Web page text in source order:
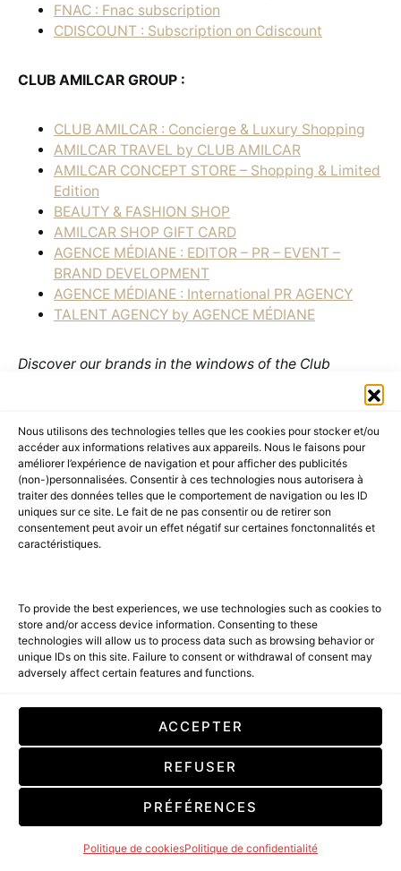
Nous utilisons des technologies telles que les cookies pour stocker et/ou
accéder aux informations relatives aux appareils. Nous le faisons pour
améliorer l’expérience de navigation et pour afficher des publicités
(non-)personnalisées. Consentir à ces technologies nous autorisera à
traiter des données telles que le comportement de navigation ou les ID
uniques sur ce site. Le fait de ne pas consentir ou de retirer son
consentement peut avoir un effet négatif sur certaines fonctonnalités et
caractéristiques.
To provide the best experiences, we use technologies such as cookies to
store and/or access device information. Consenting to these
technologies will allow us to process data such as browsing behavior or
unique IDs on this site. Failure to consent or withdrawal of consent may
adversely affect certain features and functions.
ACCEPTER
REFUSER
PRÉFÉRENCES
Politique de cookiesPolitique de confidentialité
FNAC : Fnac subscription
CDISCOUNT : Subscription on Cdiscount
CLUB AMILCAR GROUP :
CLUB AMILCAR : Concierge & Luxury Shopping
AMILCAR TRAVEL by CLUB AMILCAR
AMILCAR CONCEPT STORE – Shopping & Limited
Edition
BEAUTY & FASHION SHOP
AMILCAR SHOP GIFT CARD
AGENCE MÉDIANE : EDITOR – PR – EVENT –
BRAND DEVELOPMENT
AGENCE MÉDIANE : International PR AGENCY
TALENT AGENCY by AGENCE MÉDIANE
Discover our brands in the windows of the Club
Hotel Bel Ami – 5 star hotel : 7, Rue Saint-Benoît,
75006 Paris –https://www.hotelbelami-
paris.com/fr/
Hotel Montalembert – 5 star hotel : 3, rue
Montalembert 75007 Paris –
https://www.hotelmontalembert-paris.com/
Paris Opéra hotel: Hôtel Paris Opéra Affiliated by
Melia: Address in Paris : 3 Bd Montmartre, 75002
Paris –click here